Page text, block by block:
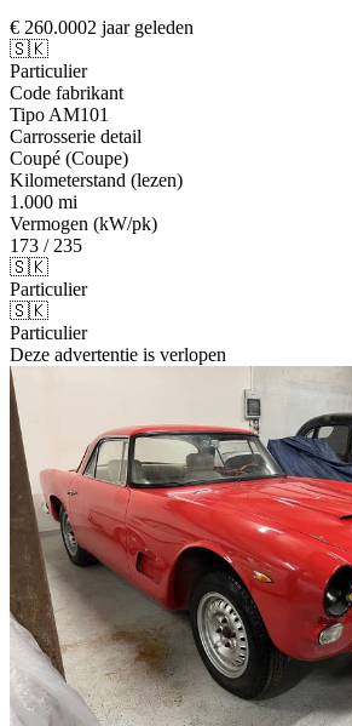
€ 260.0002 jaar geleden
🇸🇰
Particulier
Code fabrikant
Tipo AM101
Carrosserie detail
Coupé (Coupe)
Kilometerstand (lezen)
1.000 mi
Vermogen (kW/pk)
173 / 235
🇸🇰
Particulier
🇸🇰
Particulier
Deze advertentie is verlopen